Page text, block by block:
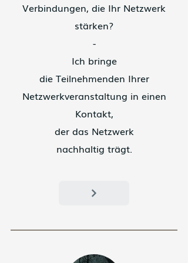
Verbindungen, die Ihr Netzwerk
stärken?
-
Ich bringe
die Teilnehmenden Ihrer
Netzwerkveranstaltung in einen
Kontakt,
der das Netzwerk
nachhaltig trägt.